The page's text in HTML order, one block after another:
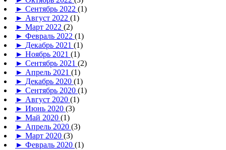
► Сентябрь 2022 (1)
► Август 2022 (1)
► Март 2022 (2)
► Февраль 2022 (1)
► Декабрь 2021 (1)
► Ноябрь 2021 (1)
► Сентябрь 2021 (2)
► Апрель 2021 (1)
► Декабрь 2020 (1)
► Сентябрь 2020 (1)
► Август 2020 (1)
► Июнь 2020 (3)
► Май 2020 (1)
► Апрель 2020 (3)
► Март 2020 (3)
► Февраль 2020 (1)